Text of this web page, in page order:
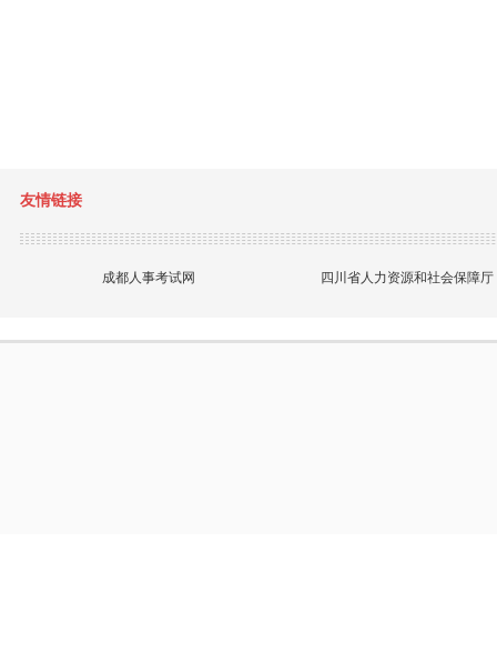
友情链接
成都人事考试网 四川省人力资源和社会保障厅